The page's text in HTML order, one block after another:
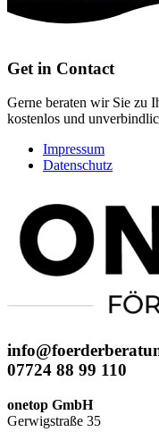
Get in Contact
Gerne beraten wir Sie zu
kostenlos und
Impressum
Datenschutz
07724 88 99 110
onetop GmbH
Gerwigstraße 35